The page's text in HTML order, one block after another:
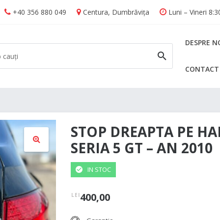
+40 356 880 049 Centura, Dumbrăvița Luni – Vineri
CAUTĂ
DESPRE
CONTACT
🔍
STOP DREAPTA PE
SERIA 5 GT – AN 2010
IN STOC
LEI400,00